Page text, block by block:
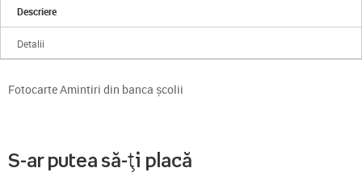
Descriere
Detalii
Fotocarte Amintiri din banca școlii
S-ar putea să-ți placă